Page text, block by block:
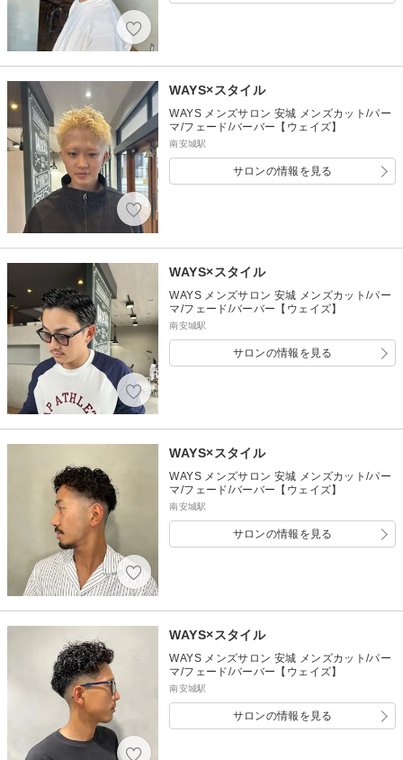
WAYS×スタイル
WAYS メンズサロン 安城 メンズカット/パー
マ/フェード/バーバー【ウェイズ】
南安城駅
サロンの情報を見る
WAYS×スタイル
WAYS メンズサロン 安城 メンズカット/パー
マ/フェード/バーバー【ウェイズ】
南安城駅
サロンの情報を見る
WAYS×スタイル
WAYS メンズサロン 安城 メンズカット/パー
マ/フェード/バーバー【ウェイズ】
南安城駅
サロンの情報を見る
WAYS×スタイル
WAYS メンズサロン 安城 メンズカット/パー
マ/フェード/バーバー【ウェイズ】
南安城駅
サロンの情報を見る